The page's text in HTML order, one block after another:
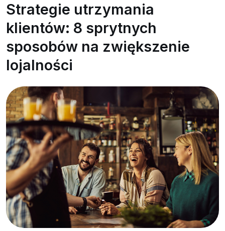
Strategie utrzymania
klientów: 8 sprytnych
sposobów na zwiększenie
lojalności